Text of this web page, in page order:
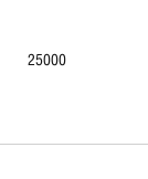
25000